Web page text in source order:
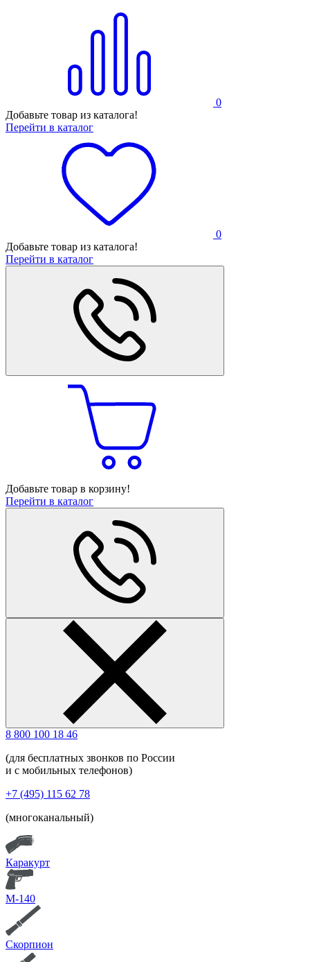
0
Добавьте товар из каталога!
Перейти в каталог
0
Добавьте товар из каталога!
Перейти в каталог
Добавьте товар в корзину!
Перейти в каталог
8 800 100 18 46
(для бесплатных звонков по России
и с мобильных телефонов)
+7 (495) 115 62 78
(многоканальный)
Каракурт
М-140
Скорпион